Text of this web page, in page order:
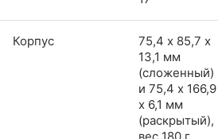
Корпус
75,4 х 85,7 х
13,1 мм
(сложенный)
и 75,4 x 166,9
x 6,1 мм
(раскрытый),